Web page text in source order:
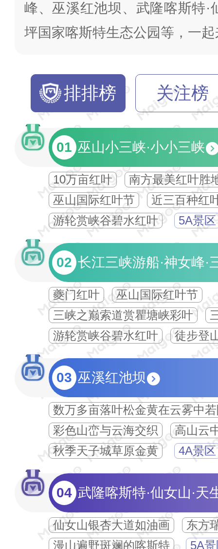
峰、巫溪红池坝、武隆喀斯特·
坪国家喀斯特生态公园等，一
排排榜 关注榜
01 巫山小三峡·小小三峡
10万亩红叶
南方最美红叶胜
巫山国际红叶节
近三百种红
游轮赏峡谷碧水红叶
5A景区
02 长江三峡游船·神女峰·
夔门红叶
巫山国际红叶节
三峡之巅索道赏瞿塘峡彩叶
游轮赏峡谷碧水红叶
徒步登
03 巫溪红池坝
数万多亩落叶松金黄在云雾中
彩色山峦与云海交织
高山云
秋季天子城草原金黄
4A景区
04 武隆喀斯特·仙女山·天
仙女山银杏大道如油画
东方
漫山遍野斑斓的喀斯特
5A